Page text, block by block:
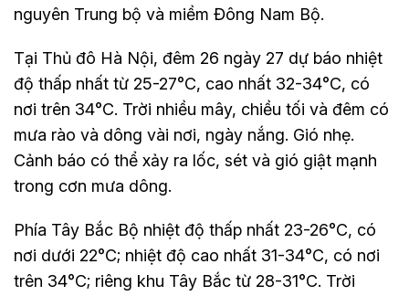
nguyên Trung bộ và miềm Đông Nam Bộ.
Tại Thủ đô Hà Nội, đêm 26 ngày 27 dự báo nhiệt
độ thấp nhất từ 25-27°C, cao nhất 32-34°C, có
nơi trên 34°C. Trời nhiều mây, chiều tối và đêm có
mưa rào và dông vài nơi, ngày nắng. Gió nhẹ.
Cảnh báo có thể xảy ra lốc, sét và gió giật mạnh
trong cơn mưa dông.
Phía Tây Bắc Bộ nhiệt độ thấp nhất 23-26°C, có
nơi dưới 22°C; nhiệt độ cao nhất 31-34°C, có nơi
trên 34°C; riêng khu Tây Bắc từ 28-31°C. Trời